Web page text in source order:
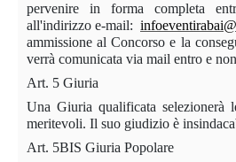
pervenire in forma completa
all'indirizzo e-mail:
ammissione al Concorso e la
verrà comunicata via mail entro e
Art. 5 Giuria
Una Giuria qualificata selezionerà
meritevoli. Il suo giudizio è
Art. 5BIS Giuria Popolare